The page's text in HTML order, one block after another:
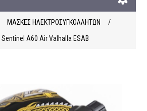
ΜΑΣΚΕΣ ΗΛΕΚΤΡΟΣΥΓΚΟΛΛΗΤΩΝ
/
A60 Air Valhalla ESAB